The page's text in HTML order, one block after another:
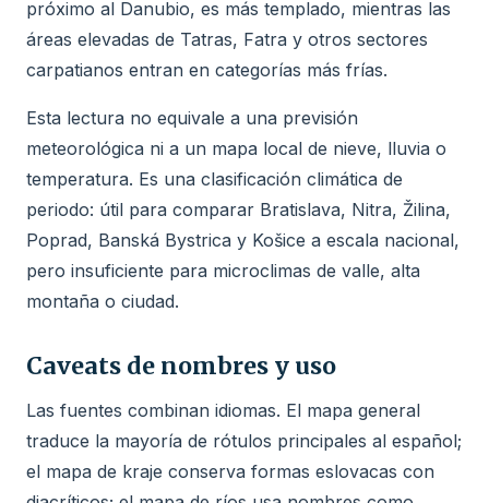
próximo al Danubio, es más templado, mientras las
áreas elevadas de Tatras, Fatra y otros sectores
carpatianos entran en categorías más frías.
Esta lectura no equivale a una previsión
meteorológica ni a un mapa local de nieve, lluvia o
temperatura. Es una clasificación climática de
periodo: útil para comparar Bratislava, Nitra, Žilina,
Poprad, Banská Bystrica y Košice a escala nacional,
pero insuficiente para microclimas de valle, alta
montaña o ciudad.
Caveats de nombres y uso
Las fuentes combinan idiomas. El mapa general
traduce la mayoría de rótulos principales al español;
el mapa de kraje conserva formas eslovacas con